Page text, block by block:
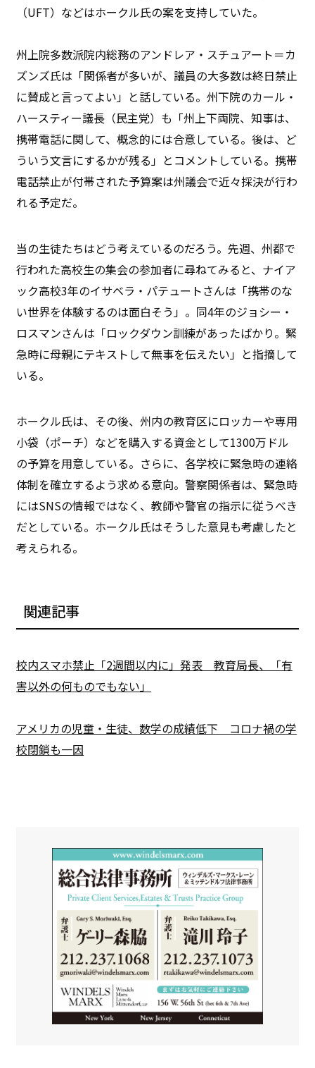
（UFT）などはホークル氏の案を支持していた。
州上院多数派院内総務のアンドレア・スチュアート＝カ
ズンズ氏は「関係者が多いが、議員の大多数は終日禁止
に賛成と言ってよい」と話している。州下院のカール・
ハースティー議長（民主党）も「州上下両院、知事は、
携帯電話に関して、概念的には合意している。後は、ど
ういう文言にするかが残る」とコメントしている。携帯
電話禁止が付帯された予算案は州議会で近々採決が行わ
れる予定だ。
当の生徒たちはどう考えているのだろう。先週、州都で
行われた高校生の集会の参加者に尋ねてみると、ナイア
ック高校3年のイサベラ・パテュートさんは「携帯のな
い世界を体験するのは面白そう」。同4年のジョシー・
ロスマンさんは「ロックダウン訓練があったばかり。緊
急時に母親にテキストして無事を伝えたい」と指摘して
いる。
ホークル氏は、その後、州内の教育区にロッカーや専用
小袋（ポーチ）などを購入する資金として1300万ドル
の予算を用意している。さらに、各学校に緊急時の連絡
体制を確立するよう求める意向。警察関係者は、緊急時
にはSNSの情報ではなく、教師や警官の指示に従うべき
だとしている。ホークル氏はそうした意見も考慮したと
考えられる。
関連記事
校内スマホ禁止「2週間以内に」発表 教育局長、「有
害以外の何ものでもない」
アメリカの児童・生徒、数学の成績低下 コロナ禍の学
校閉鎖も一因